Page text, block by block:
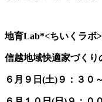
地育Lab*<ちいくラボ>
信越地域快適家づくり
６月９日(土)９：３０